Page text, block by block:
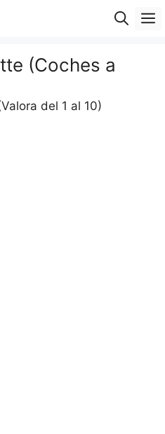
(Coches a
del 1 al 10)